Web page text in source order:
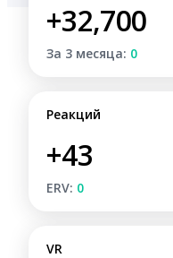
+32,700
За 3 месяца: 0
Реакций
+43
ERV: 0
VR